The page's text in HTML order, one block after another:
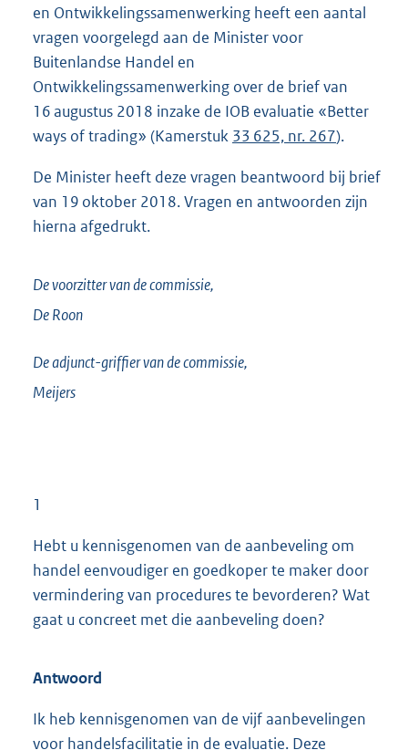
en Ontwikkelingssamenwerking heeft een aantal
vragen voorgelegd aan de Minister voor
Buitenlandse Handel en
Ontwikkelingssamenwerking over de brief van
16 augustus 2018 inzake de IOB evaluatie «Better
ways of trading» (Kamerstuk 33 625, nr. 267).
De Minister heeft deze vragen beantwoord bij brief
van 19 oktober 2018. Vragen en antwoorden zijn
hierna afgedrukt.
De voorzitter van de commissie,
De Roon
De adjunct-griffier van de commissie,
Meijers
1
Hebt u kennisgenomen van de aanbeveling om
handel eenvoudiger en goedkoper te maker door
vermindering van procedures te bevorderen? Wat
gaat u concreet met die aanbeveling doen?
Antwoord
Ik heb kennisgenomen van de vijf aanbevelingen
voor handelsfacilitatie in de evaluatie. Deze